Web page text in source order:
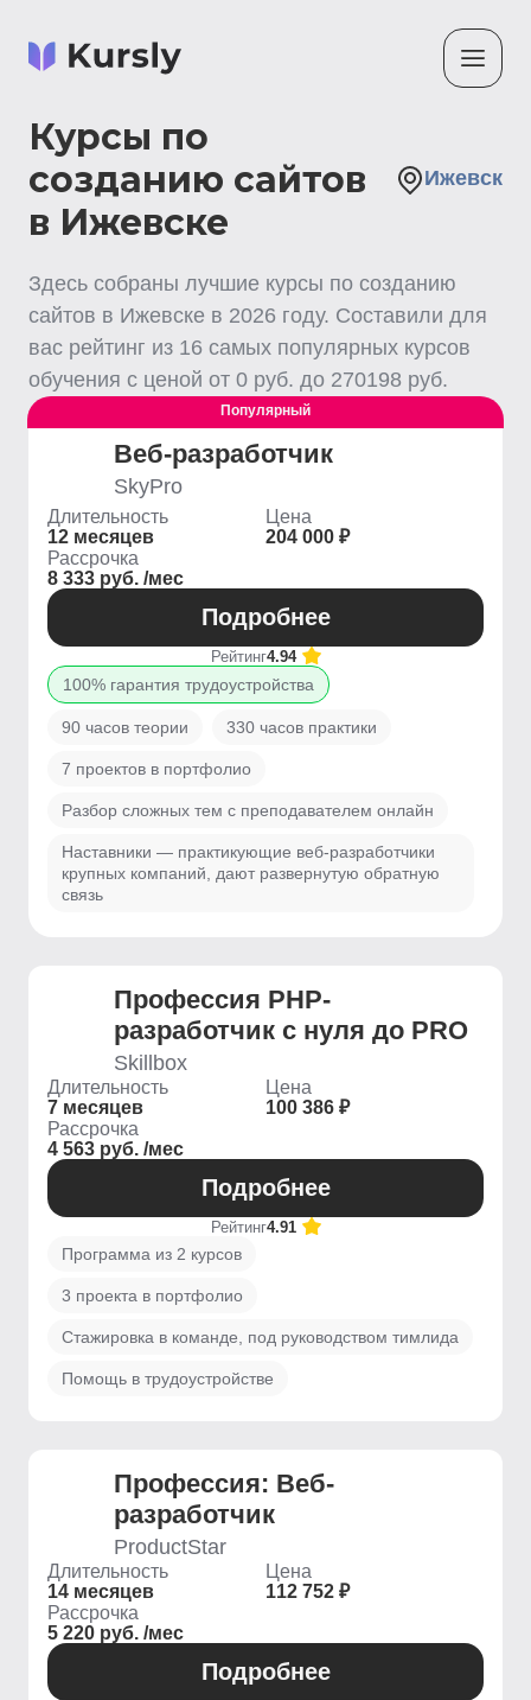
Курсы по
созданию сайтов
в Ижевске
Ижевск
Здесь собраны лучшие курсы по созданию
сайтов в Ижевске в 2026 году. Составили для
вас рейтинг из 16 самых популярных курсов
обучения с ценой от 0 руб. до 270198 руб.
Популярный
Веб-разработчик
SkyPro
Длительность
12 месяцев
Цена
204 000 ₽
Рассрочка
8 333 руб. /мес
Подробнее
Рейтинг4.94
100% гарантия трудоустройства
90 часов теории 330 часов практики
7 проектов в портфолио
Разбор сложных тем с преподавателем онлайн
Наставники — практикующие веб-разработчики
крупных компаний, дают развернутую обратную
связь
Профессия PHP-
разработчик с нуля до PRO
Skillbox
Длительность
7 месяцев
Цена
100 386 ₽
Рассрочка
4 563 руб. /мес
Подробнее
Рейтинг4.91
Программа из 2 курсов
3 проекта в портфолио
Стажировка в команде, под руководством тимлида
Помощь в трудоустройстве
Профессия: Веб-
разработчик
ProductStar
Длительность
14 месяцев
Цена
112 752 ₽
Рассрочка
5 220 руб. /мес
Подробнее